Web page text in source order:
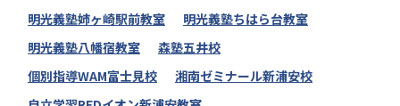
明光義塾姉ヶ崎駅前教室
明光義塾ちはら台教室
明光義塾八幡宿教室
森塾五井校
個別指導WAM富士見校
湘南ゼミナール新浦安校